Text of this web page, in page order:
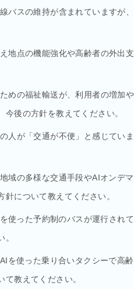
バスの維持が含まれていますが
地点の機能強化や高齢者の外出
めの福祉輸送が、利用者の増加
後の方針を教えてください。
人が「交通が不便」と感じてい
域の多様な交通手段やAIオンデ
について教えてください。
使った予約制のバスが運行され
を使った乗り合いタクシーで高
教えてください。